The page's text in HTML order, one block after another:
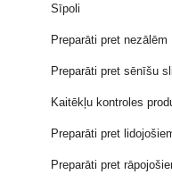
Sīpoli
Preparāti pret nezālēm
Preparāti pret sēnīšu
Kaitēkļu kontroles
Preparāti pret
Preparāti pret